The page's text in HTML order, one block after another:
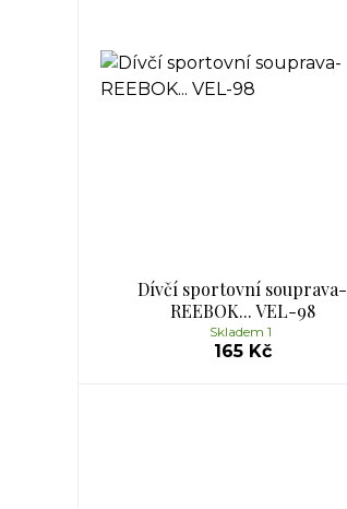
Dívčí sportovní souprava-
REEBOK... VEL-98
165 Kč
Skladem 1